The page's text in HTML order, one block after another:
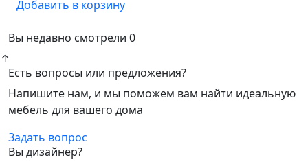
Добавить в корзину
Вы недавно смотрели 0
↑
Есть вопросы или предложения?
Напишите нам, и мы поможем вам найти идеальную
мебель для вашего дома
Задать вопрос
Вы дизайнер?